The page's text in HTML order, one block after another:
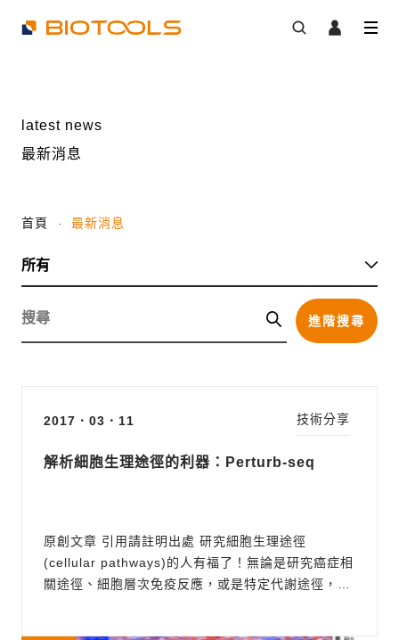
latest news
最新消息
首頁 最新消息
進階搜尋
2017．03．11
解析細胞生理途徑的利器：Perturb-seq
原創文章 引用請註明出處 研究細胞生理途徑
(cellular pathways)的人有福了！無論是研究癌症相
關途徑、細胞層次免疫反應，或是特定代謝途徑，隨
技術分享